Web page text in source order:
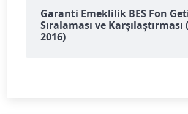
Garanti Emeklilik BES Fon
Sıralaması ve Karşılaştırması
2016)